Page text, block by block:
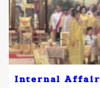
Internal